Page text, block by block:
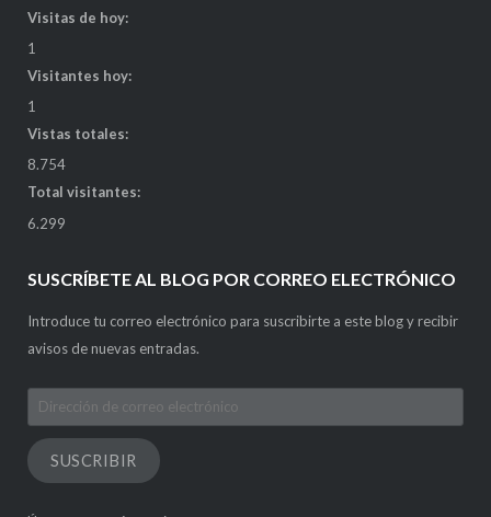
Visitas de hoy:
1
Visitantes hoy:
1
Vistas totales:
8.754
Total visitantes:
6.299
SUSCRÍBETE AL BLOG POR CORREO ELECTRÓNICO
Introduce tu correo electrónico para suscribirte a este blog y recibir
avisos de nuevas entradas.
Dirección
de
correo
electrónico
SUSCRIBIR